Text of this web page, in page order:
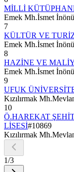
MİLLİ
Emek Mh.İsmet
7
KÜLTÜR VE
Emek Mh.İsmet
8
HAZİNE VE
Emek Mh.İsmet
9
UFUK
Kızılırmak
10
Ö.HAREKAT
LİSESİ#10869
Kızılırmak
1/3